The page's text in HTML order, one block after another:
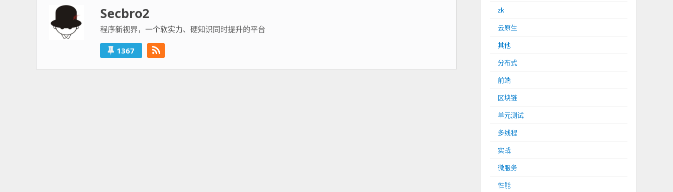
Secbro2
程序新视界，一个软实力、硬知识同时提升的平台
1367
zk
云原生
其他
分布式
前端
区块链
单元测试
多线程
实战
微服务
性能